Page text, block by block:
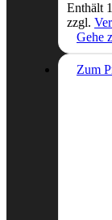
Enthält
zzgl.
Gehe
Zum